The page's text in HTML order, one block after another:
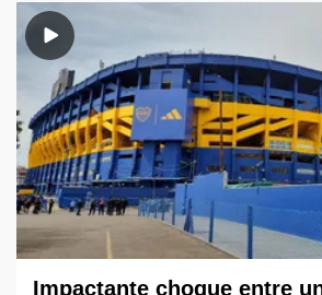
Impactante choque entre